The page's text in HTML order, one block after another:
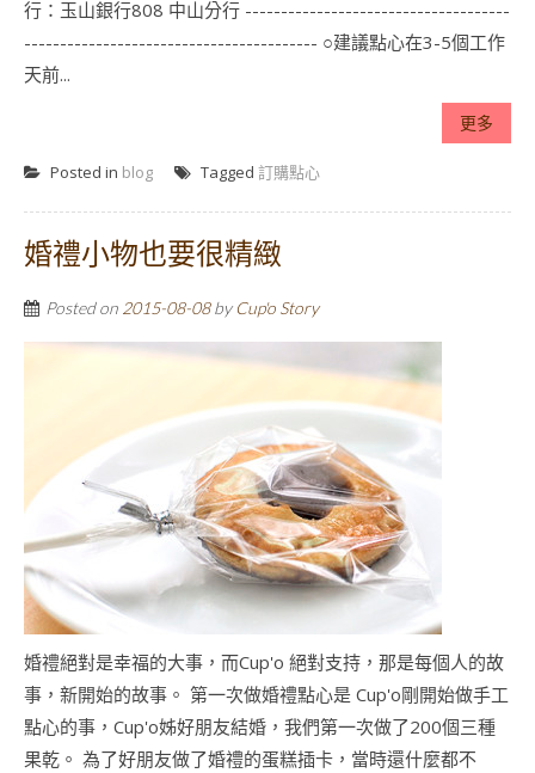
行：玉山銀行808 中山分行 -------------------------------------
----------------------------------------- ○建議點心在3-5個工作
天前...
更多
Posted in blog Tagged 訂購點心
婚禮小物也要很精緻
Posted on 2015-08-08by Cup'o Story
婚禮絕對是幸福的大事，而Cup'o 絕對支持，那是每個人的故
事，新開始的故事。 第一次做婚禮點心是 Cup'o剛開始做手工
點心的事，Cup'o姊好朋友結婚，我們第一次做了200個三種
果乾。 為了好朋友做了婚禮的蛋糕插卡，當時還什麼都不